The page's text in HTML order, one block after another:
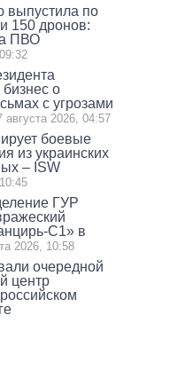
выпустила по
150 дронов:
ПВО
о
с угрозами
августа 2026, 04:57
боевые
из украинских
– ISW
ГУР
С1» в
2026, 10:58
очередной
центр